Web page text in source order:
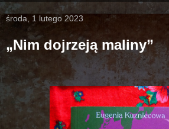
środa, 1 lutego 2023
„Nim dojrzeją maliny”